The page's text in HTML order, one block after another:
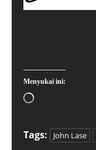
Menyukai ini:
Tags: John Lase